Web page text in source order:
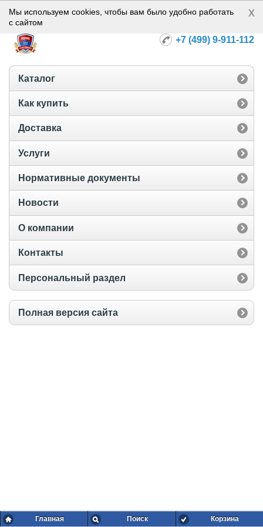
Норма-112
+7 (499) 9-911-112
Каталог
Как купить
Доставка
Услуги
Нормативные документы
Новости
О компании
Контакты
Персональный раздел
Полная версия сайта
Главная Поиск Корзина
Мы используем cookies, чтобы вам было удобно работать
с сайтом
x